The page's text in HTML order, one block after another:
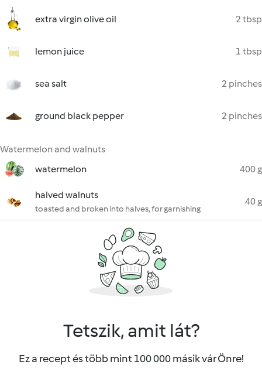
extra virgin olive oil 2 tbsp
lemon juice 1 tbsp
sea salt 2 pinches
ground black pepper 2 pinches
Watermelon and walnuts
watermelon
400 g
halved walnuts
toasted and broken into halves, for garnishing
40 g
Tetszik, amit lát?
Ez a recept és több mint 100 000 másik vár Önre!